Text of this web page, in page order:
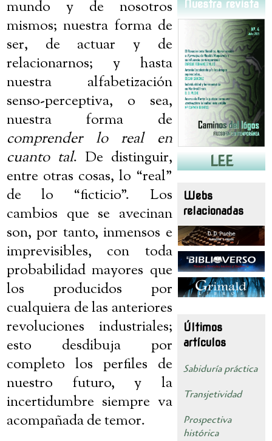
mundo y de nosotros
mismos; nuestra forma de
ser, de actuar y de
relacionarnos; y hasta
nuestra alfabetización
senso-perceptiva, o sea,
nuestra forma de
comprender lo real en
cuanto tal. De distinguir,
entre otras cosas, lo “real”
de lo “ficticio”. Los
cambios que se avecinan
son, por tanto, inmensos e
imprevisibles, con toda
probabilidad mayores que
los producidos por
cualquiera de las anteriores
revoluciones industriales;
esto desdibuja por
completo los perfiles de
nuestro futuro, y la
incertidumbre siempre va
acompañada de temor.
Nuestra revista
LEE
Webs
relacionadas
Últimos
artículos
Sabiduría práctica
Transjetividad
Prospectiva
histórica